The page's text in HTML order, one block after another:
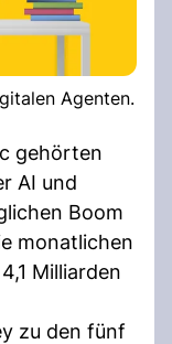
Agenten.
gehörten
AI und
Boom
monatlichen
Milliarden
zu den fünf